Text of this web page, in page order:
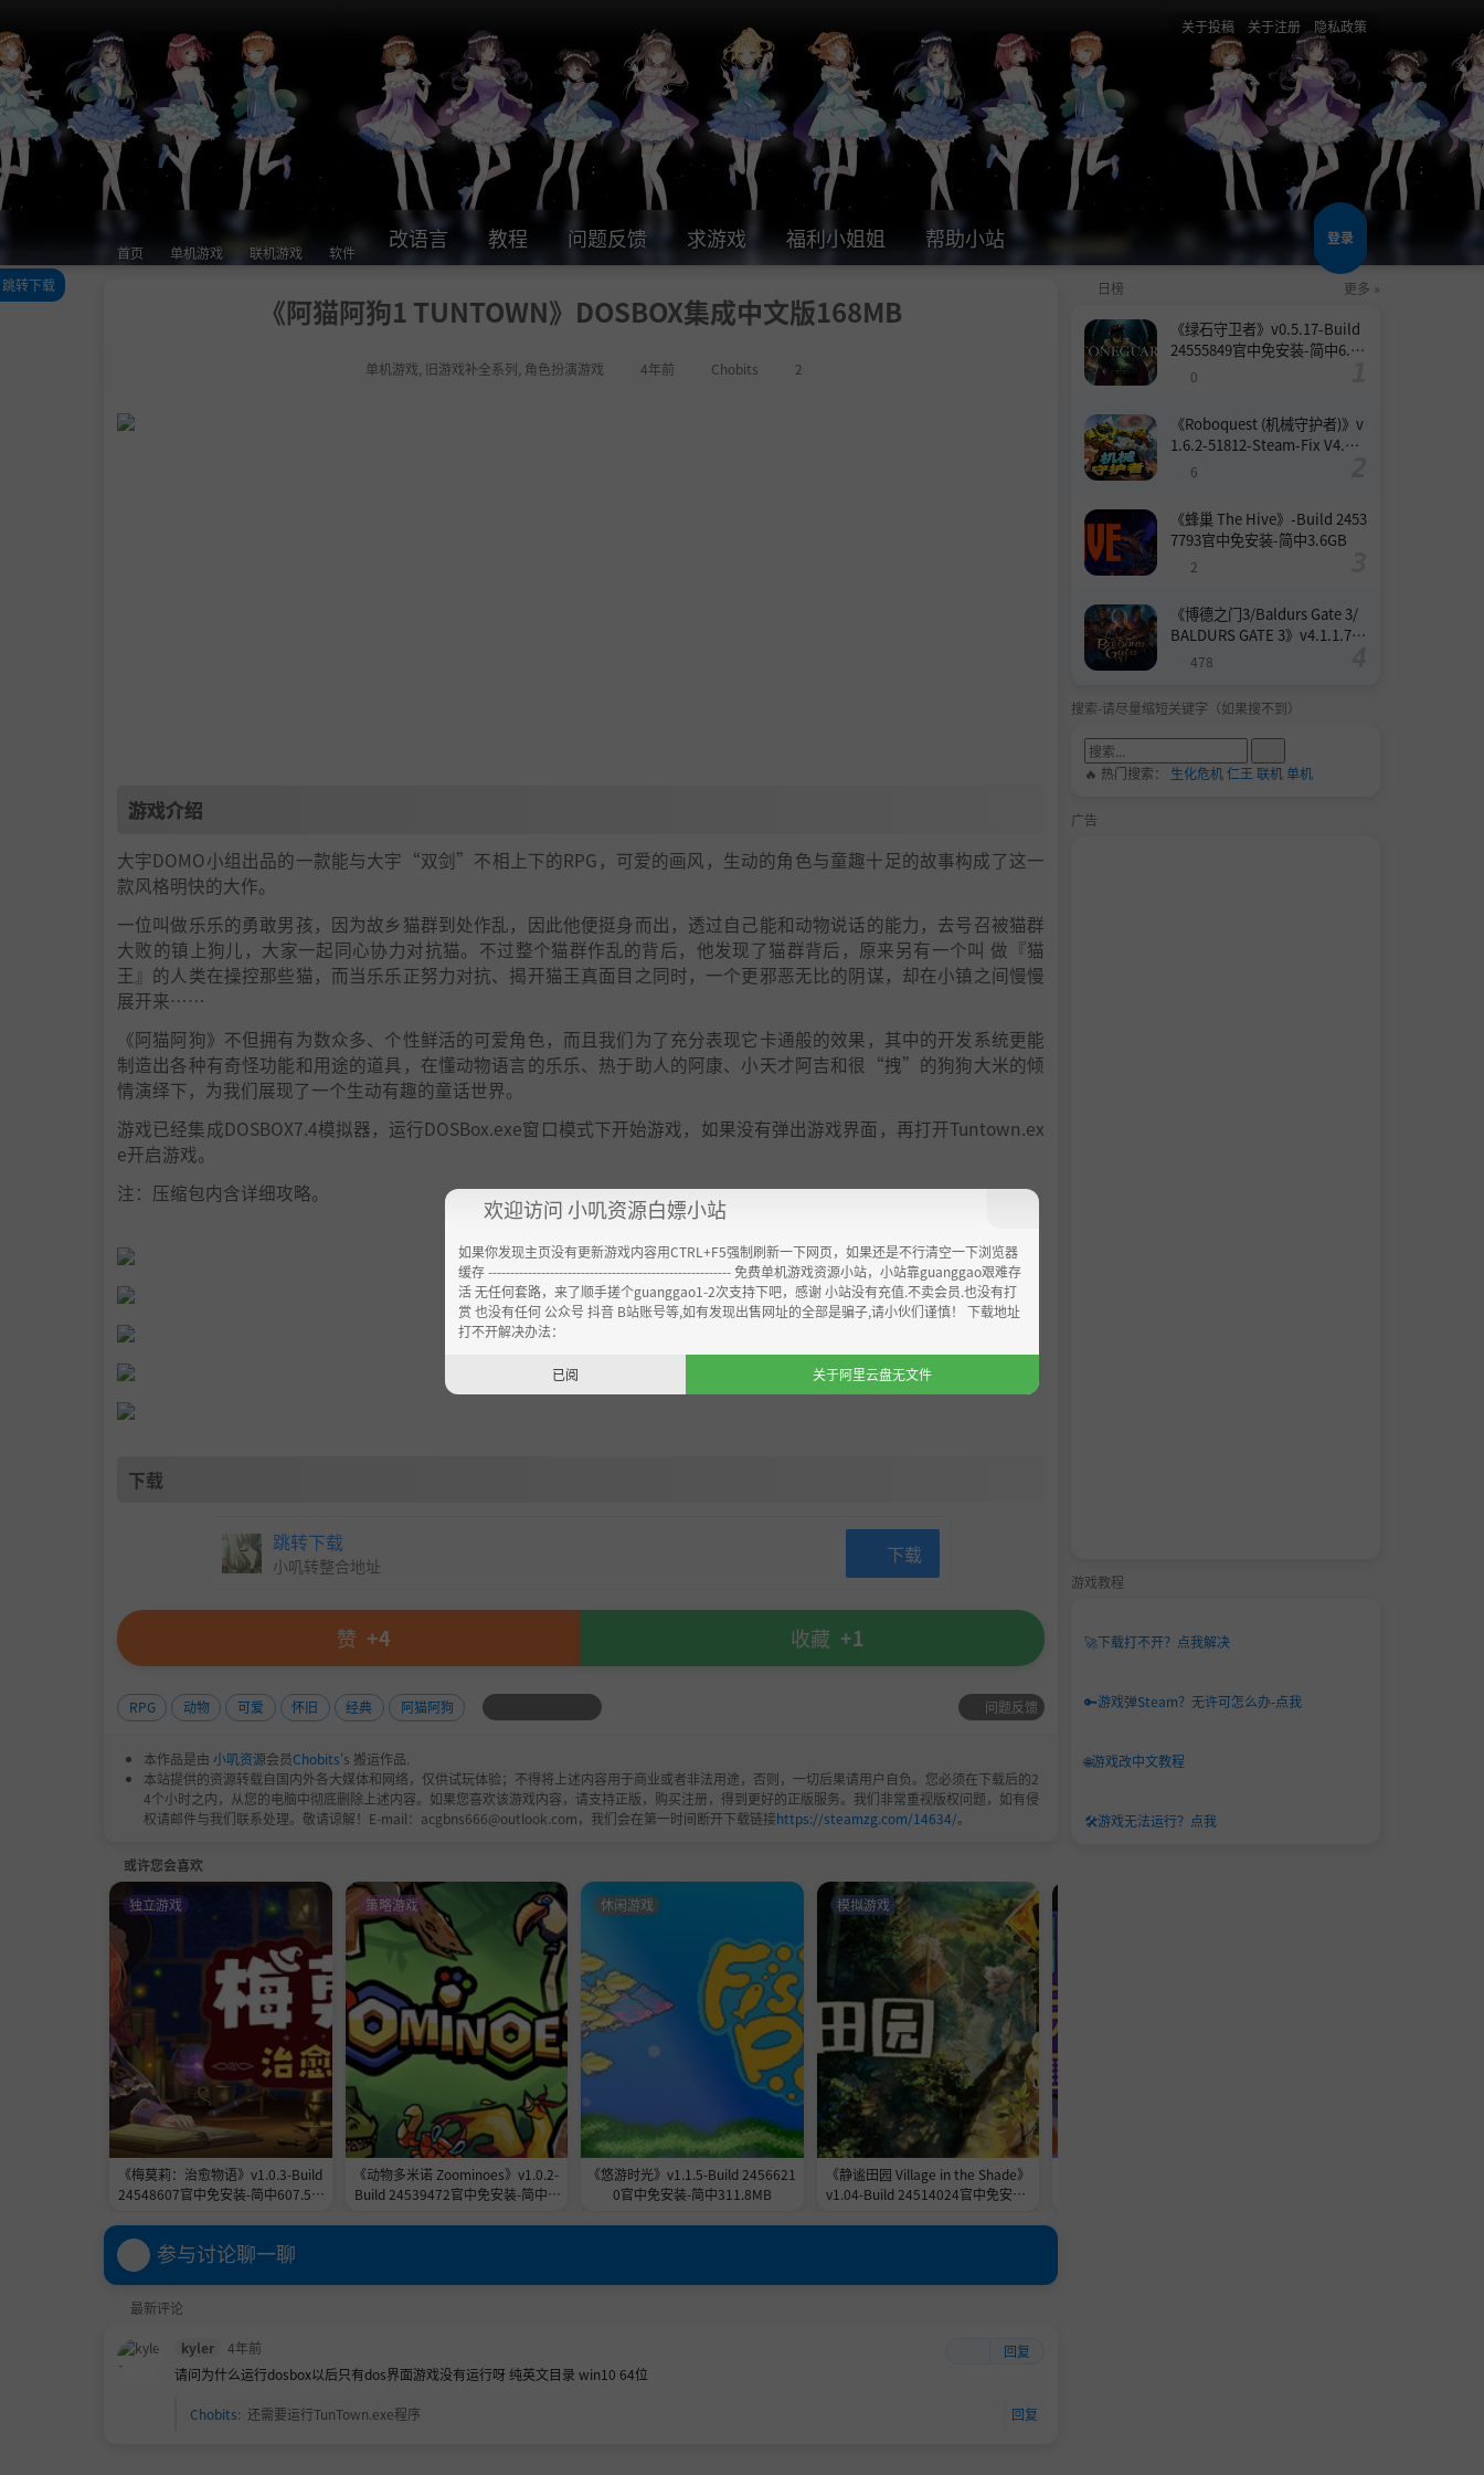
关于投稿 关于注册 隐私政策
首页 单机游戏 联机游戏 软件
改语言 教程 问题反馈 求游戏 福利小姐姐 帮助小站 登录
《阿猫阿狗1 TUNTOWN》DOSBOX集成中文版168MB
单机游戏 旧游戏补全系列 角色扮演游戏 4年前 Chobits 2
跳转下载
游戏介绍
大宇DOMO小组出品的一款能与大宇“双剑”不相上下的RPG，可爱的画风，生动的角色与童趣十足的故事构成了这一
款风格明快的大作。
一位叫做乐乐的勇敢男孩，因为故乡猫群到处作乱，因此他便挺身而出，透过自己能和动物说话的能力，去号召被猫群
大败的镇上狗儿，大家一起同心协力对抗猫。不过整个猫群作乱的背后，他发现了猫群背后，原来另有一个叫 做『猫
王』的人类在操控那些猫，而当乐乐正努力对抗、揭开猫王真面目之同时，一个更邪恶无比的阴谋，却在小镇之间慢慢
展开来……
《阿猫阿狗》不但拥有为数众多、个性鲜活的可爱角色，而且我们为了充分表现它卡通般的效果，其中的开发系统更能
制造出各种有奇怪功能和用途的道具，在懂动物语言的乐乐、热于助人的阿康、小天才阿吉和很“拽”的狗狗大米的倾
情演绎下，为我们展现了一个生动有趣的童话世界。
游戏已经集成DOSBOX7.4模拟器，运行DOSBox.exe窗口模式下开始游戏，如果没有弹出游戏界面，再打开Tuntown.ex
e开启游戏。
注：压缩包内含详细攻略。
下载
跳转下载
小叽转整合地址 下载
赞 +4 收藏 +1
RPG 动物 可爱 怀旧 经典 阿猫阿狗 问题反馈
本作品是由 小叽资源会员Chobits's 搬运作品.
本站提供的资源转载自国内外各大媒体和网络，仅供试玩体验；不得将上述内容用于商业或者非法用途，否则，一切后果请用户自负。您必须在下载后的2
4个小时之内，从您的电脑中彻底删除上述内容。如果您喜欢该游戏内容，请支持正版，购买注册，得到更好的正版服务。我们非常重视版权问题，如有侵
权请邮件与我们联系处理。敬请谅解！E-mail：acgbns666@outlook.com，我们会在第一时间断开下载链接https://steamzg.com/14634/。
或许您会喜欢
《梅莫莉：治愈物语》v1.0.3-Build
24548607官中免安装-简中607.5M
独立游戏
《动物多米诺 Zoominoes》v1.0.2-
Build 24539472官中免安装-简中1.
策略游戏
《悠游时光》v1.1.5-Build 2456621
0官中免安装-简中311.8MB
休闲游戏
《静谧田园 Village in the Shade》
v1.04-Build 24514024官中免安装-
模拟游戏
参与讨论聊一聊
最新评论
kyler 4年前
回复
请问为什么运行dosbox以后只有dos界面游戏没有运行呀 纯英文目录 win10 64位
Chobits: 还需要运行TunTown.exe程序 回复
日榜 更多 »
《绿石守卫者》v0.5.17-Build
24555849官中免安装-简中6.6
0
《Roboquest (机械守护者)》v
1.6.2-51812-Steam-Fix V4.联
机版官中简体
6
《蜂巢 The Hive》-Build 2453
7793官中免安装-简中3.6GB
2
《博德之门3/Baldurs Gate 3/
BALDURS GATE 3》v4.1.1.739
8727-Build 24532579官中免安
478
搜索-请尽量缩短关键字（如果搜不到）
🔥 热门搜索： 生化危机仁王 联机单机
广告
游戏教程
🚀下载打不开？点我解决
🔑游戏弹Steam？无许可怎么办-点我
🌐游戏改中文教程
🛠️游戏无法运行？点我
欢迎访问 小叽资源白嫖小站
如果你发现主页没有更新游戏内容用CTRL+F5强制刷新一下网页，如果还是不行清空一下浏览器
缓存 ------------------------------------------------------- 免费单机游戏资源小站，小站靠guanggao艰难存
活 无任何套路，来了顺手搓个guanggao1-2次支持下吧，感谢 小站没有充值.不卖会员.也没有打
赏 也没有任何 公众号 抖音 B站账号等,如有发现出售网址的全部是骗子,请小伙们谨慎！ 下载地址
打不开解决办法：
已阅 关于阿里云盘无文件